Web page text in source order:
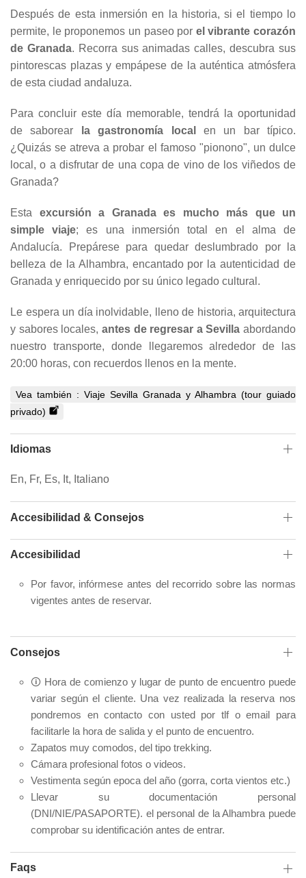
Después de esta inmersión en la historia, si el tiempo lo
permite, le proponemos un paseo por el vibrante corazón
de Granada. Recorra sus animadas calles, descubra sus
pintorescas plazas y empápese de la auténtica atmósfera
de esta ciudad andaluza.
Para concluir este día memorable, tendrá la oportunidad
de saborear
la gastronomía local
en un bar típico.
¿Quizás se atreva a probar el famoso "pionono", un dulce
local, o a disfrutar de una copa de vino de los viñedos de
Granada?
Esta excursión a Granada es mucho más que un
simple viaje; es una inmersión total en el alma de
Andalucía. Prepárese para quedar deslumbrado por la
belleza de la Alhambra, encantado por la autenticidad de
Granada y enriquecido por su único legado cultural.
Le espera un día inolvidable, lleno de historia, arquitectura
y sabores locales, antes de regresar a Sevilla abordando
nuestro transporte, donde llegaremos alrededor de las
20:00 horas, con recuerdos llenos en la mente.
Vea también : Viaje Sevilla Granada y Alhambra (tour guiado
privado)
Idiomas
En, Fr, Es, It, Italiano
Accesibilidad & Consejos
Accesibilidad
Por favor, infórmese antes del recorrido sobre las normas
vigentes antes de reservar.
Consejos
🛈 Hora de comienzo y lugar de punto de encuentro puede
variar según el cliente. Una vez realizada la reserva nos
pondremos en contacto con usted por tlf o email para
facilitarle la hora de salida y el punto de encuentro.
Zapatos muy comodos, del tipo trekking.
Cámara profesional fotos o videos.
Vestimenta según epoca del año (gorra, corta vientos etc.)
Llevar su documentación personal
(DNI/NIE/PASAPORTE). el personal de la Alhambra puede
comprobar su identificación antes de entrar.
Faqs